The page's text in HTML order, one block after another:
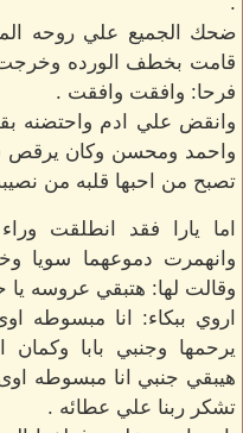
ضحك الجميع علي روحه
قامت بخطف الورده
فرحا: وافقت وافقت .
وانقض علي ادم واحتضنه
واحمد ومحسن وكان يرقص
تصبح من احبها قلبه من
اما يارا فقد انطلقت
وانهمرت دموعهما سويا
وقالت لها: هتبقي عروسه يا
اروي ببكاء: انا مبسوطه
يرحمها وجنبي بابا وكمان
هيبقي جنبي انا مبسوطه
تشكر ربنا علي عطائه .